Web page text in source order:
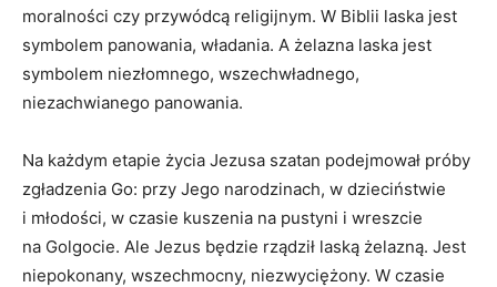
moralności czy przywódcą religijnym. W Biblii laska jest
symbolem panowania, władania. A żelazna laska jest
symbolem niezłomnego, wszechwładnego,
niezachwianego panowania.
Na każdym etapie życia Jezusa szatan podejmował próby
zgładzenia Go: przy Jego narodzinach, w dzieciństwie
i młodości, w czasie kuszenia na pustyni i wreszcie
na Golgocie. Ale Jezus będzie rządził laską żelazną. Jest
niepokonany, wszechmocny, niezwyciężony. W czasie